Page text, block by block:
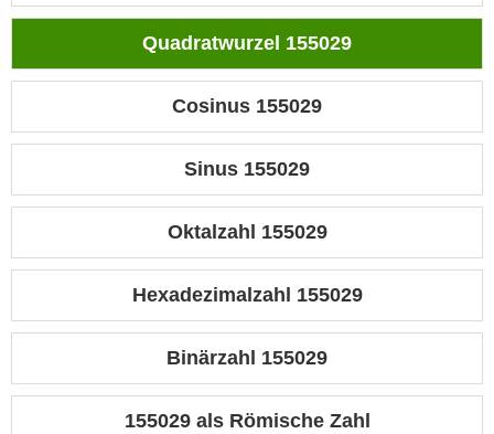
Quadratwurzel 155029
Cosinus 155029
Sinus 155029
Oktalzahl 155029
Hexadezimalzahl 155029
Binärzahl 155029
155029 als Römische Zahl